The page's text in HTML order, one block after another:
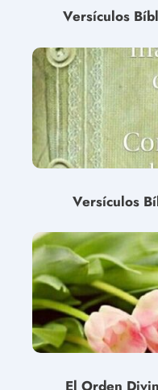
Versículos
Versículos
El Orden